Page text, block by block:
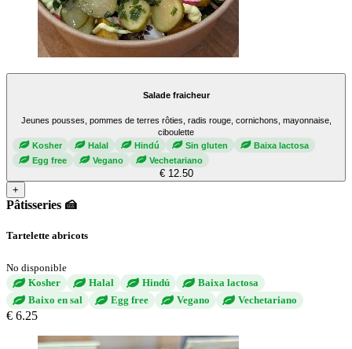
Salade fraicheur
Jeunes pousses, pommes de terres rôties, radis rouge, cornichons, mayonnaise,
ciboulette
Kosher
Halal Hindú Sin gluten
Baixa lactosa
Egg free
Vegano Vechetariano
€ 12.50
+
Pâtisseries 🍰
Tartelette abricots
No disponible
Kosher
Halal Hindú
Baixa lactosa
Baixo en sal
Egg free Vegano Vechetariano
€ 6.25